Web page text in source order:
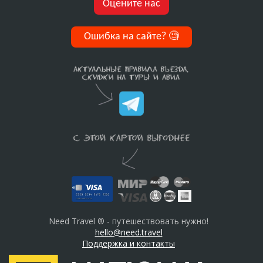
Оцените нас
Ошибка на сайте? 🧐
Need Travel ® - путешествовать нужно!
hello@need.travel
Поддержка и контакты